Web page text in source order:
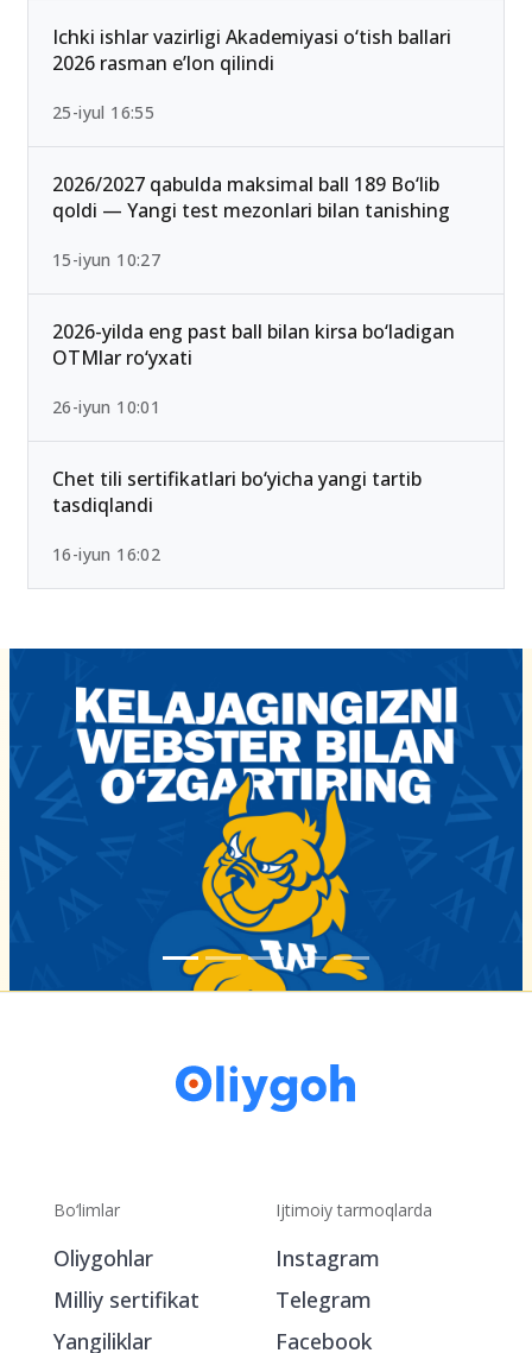
Ichki ishlar vazirligi Akademiyasi o‘tish ballari
2026 rasman e’lon qilindi
25-iyul 16:55
2026/2027 qabulda maksimal ball 189 Bo‘lib
qoldi — Yangi test mezonlari bilan tanishing
15-iyun 10:27
2026-yilda eng past ball bilan kirsa bo‘ladigan
OTMlar ro‘yxati
26-iyun 10:01
Chet tili sertifikatlari bo‘yicha yangi tartib
tasdiqlandi
16-iyun 16:02
Bo‘limlar
Oliygohlar
Milliy sertifikat
Yangiliklar
Ijtimoiy tarmoqlarda
Instagram
Telegram
Facebook